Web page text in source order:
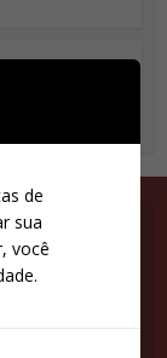
tenha
de
sua
você